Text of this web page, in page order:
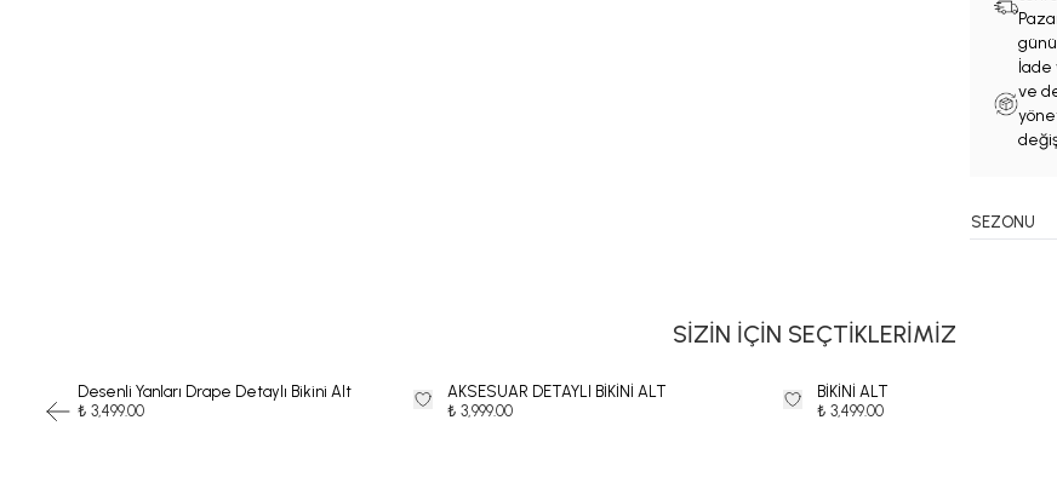
İade
ve
SEZONU
SİZİN İÇİN SEÇTİKLERİMİZ
Desenli Yanları Drape Detaylı Bikini Alt
₺ 3,499.00
AKSESUAR DETAYLI BİKİNİ ALT
₺ 3,999.00
BİKİNİ ALT
₺ 3,499.00